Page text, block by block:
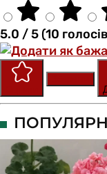
5.0 / 5 (10